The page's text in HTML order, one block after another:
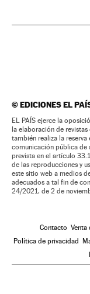
©EDICIONES EL
EL PAÍS ejerce la
la elaboración de
también realiza la
comunicación pública de
prevista en el artículo
de las reproducciones y
este sitio web a medios
adecuados a tal fin de
24/2021, de 2 de
Contacto Venta
Política de privacidad